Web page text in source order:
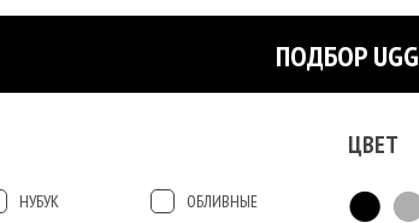
ПОДБОР UGG
НУБУК ОБЛИВНЫЕ
ЦВЕТ